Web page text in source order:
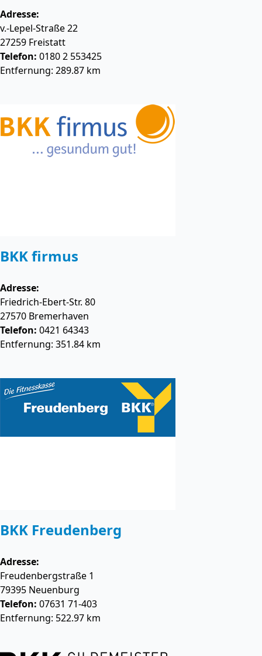
Adresse:
v.-Lepel-Straße 22
27259 Freistatt
Telefon: 0180 2 553425
Entfernung: 289.87 km
BKK firmus
Adresse:
Friedrich-Ebert-Str. 80
27570 Bremerhaven
Telefon: 0421 64343
Entfernung: 351.84 km
BKK Freudenberg
Adresse:
Freudenbergstraße 1
79395 Neuenburg
Telefon: 07631 71-403
Entfernung: 522.97 km